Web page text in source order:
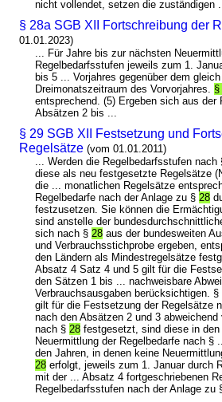
nicht vollendet, setzen die zuständigen
§ 28a SGB XII Fortschreibung der
01.01.2023)
... Für Jahre bis zur nächsten
Regelbedarfsstufen jeweils zum 1.
bis 5 ... Vorjahres gegenüber dem
Dreimonatszeitraum des Vorvorjahres.
entsprechend. (5) Ergeben sich aus der
Absätzen 2 bis ...
§ 29 SGB XII Festsetzung und
Regelsätze (vom 01.01.2011)
... Werden die Regelbedarfsstufen
diese als neu festgesetzte Regelsätze
die ... monatlichen Regelsätze
Regelbedarfe nach der Anlage zu §28
festzusetzen. Sie können die
sind anstelle der
sich nach §28 aus der bundesweiten
und Verbrauchsstichprobe ergeben,
den Ländern als Mindestregelsätze
Absatz 4 Satz 4 und 5 gilt für die
den Sätzen 1 bis ... nachweisbare
Verbrauchsausgaben berücksichtigen. §
gilt für die Festsetzung der Regelsätze
nach den Absätzen 2 und 3
nach §28 festgesetzt, sind diese in
Neuermittlung der Regelbedarfe nach
den Jahren, in denen keine
28 erfolgt, jeweils zum 1. Januar durch
mit der ... Absatz 4 fortgeschriebenen
Regelbedarfsstufen nach der Anlage zu